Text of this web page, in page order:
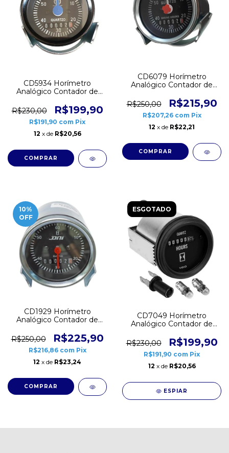
CD5934 Horímetro
Analógico Contador de
Led Branco 12V 24V Top
Relay
R$230,00 R$199,90
R$191,90 com Pix
12 x de R$20,56
CD6079 Horímetro
Analógico Contador de
Led Branco 12V 24V VDO
R$250,00 R$215,90
R$207,26 com Pix
12 x de R$22,21
10%
OFF
CD1929 Horímetro
Analógico Contador de
com Iluminação 12V 24V
DNI
R$250,00 R$225,90
R$216,86 com Pix
12 x de R$23,24
ESGOTADO
CD7049 Horímetro
Analógico Contador de
Sem Ponteiros 12V 24V
VDO
R$230,00 R$199,90
R$191,90 com Pix
12 x de R$20,56
ESPIAR